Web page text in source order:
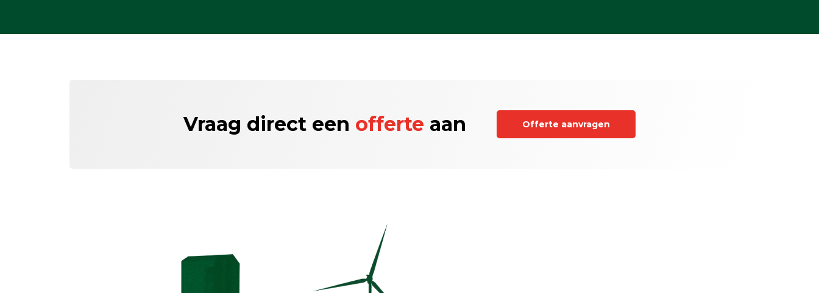
Vraag direct een offerte aan Offerte aanvragen